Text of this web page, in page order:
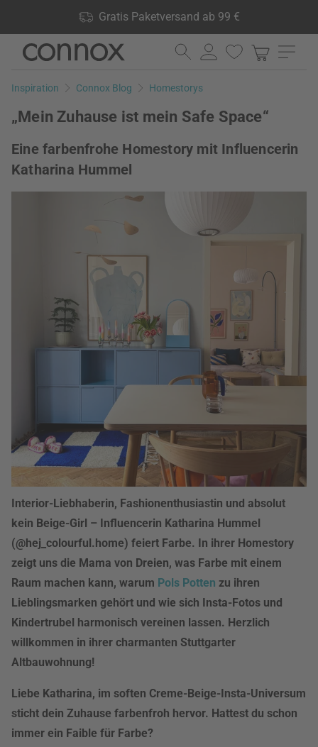
Gratis Paketversand ab 99 €
lagernd, 60 Tage Rückgaberecht
Direkt
Seiteninhalt
Direkt
Suchfeld
Inspiration Connox Blog Homestorys
„Mein Zuhause ist mein Safe Space“
Eine farbenfrohe Homestory mit Influencerin
Katharina Hummel
Interior-Liebhaberin, Fashionenthusiastin und absolut
kein Beige-Girl – Influencerin Katharina Hummel
(@hej_colourful.home) feiert Farbe. In ihrer Homestory
zeigt uns die Mama von Dreien, was Farbe mit einem
Raum machen kann, warum Pols Potten zu ihren
Lieblingsmarken gehört und wie sich Insta-Fotos und
Kindertrubel harmonisch vereinen lassen. Herzlich
willkommen in ihrer charmanten Stuttgarter
Altbauwohnung!
Liebe Katharina, im soften Creme-Beige-Insta-Universum
sticht dein Zuhause farbenfroh hervor. Hattest du schon
immer ein Faible für Farbe?